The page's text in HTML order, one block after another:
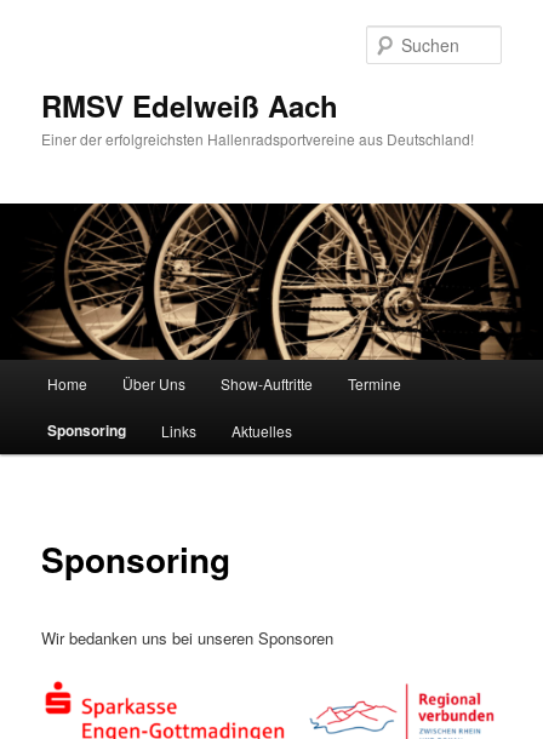
RMSV Edelweiß Aach
Einer der erfolgreichsten Hallenradsportvereine aus Deutschland!
Home Über Uns Show-Auftritte Termine
Sponsoring Links Aktuelles
Sponsoring
Wir bedanken uns bei unseren Sponsoren